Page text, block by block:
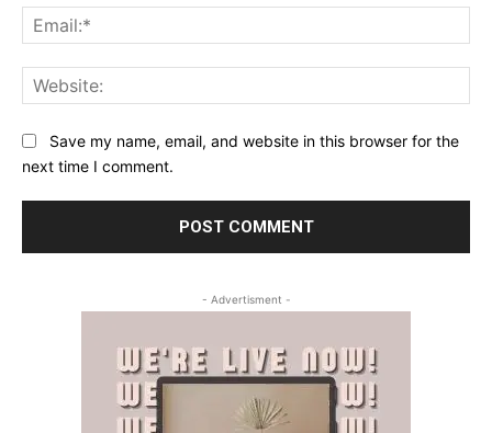
Save my name, email, and website in this browser for the
next time I comment.
- Advertisment -